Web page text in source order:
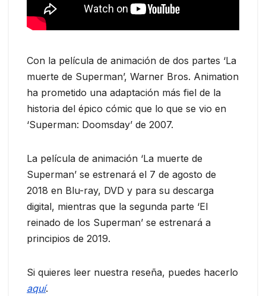
Con la película de animación de dos partes ‘La
muerte de Superman’, Warner Bros. Animation
ha prometido una adaptación más fiel de la
historia del épico cómic que lo que se vio en
‘Superman: Doomsday’ de 2007.
La película de animación ‘La muerte de
Superman’ se estrenará el 7 de agosto de
2018 en Blu-ray, DVD y para su descarga
digital, mientras que la segunda parte ‘El
reinado de los Superman’ se estrenará a
principios de 2019.
Si quieres leer nuestra reseña, puedes hacerlo
aquí.